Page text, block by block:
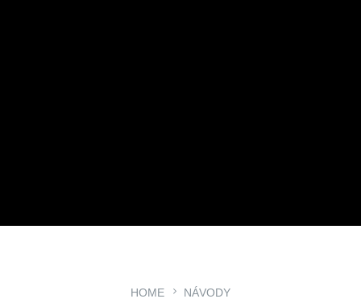
HOME NÁVODY